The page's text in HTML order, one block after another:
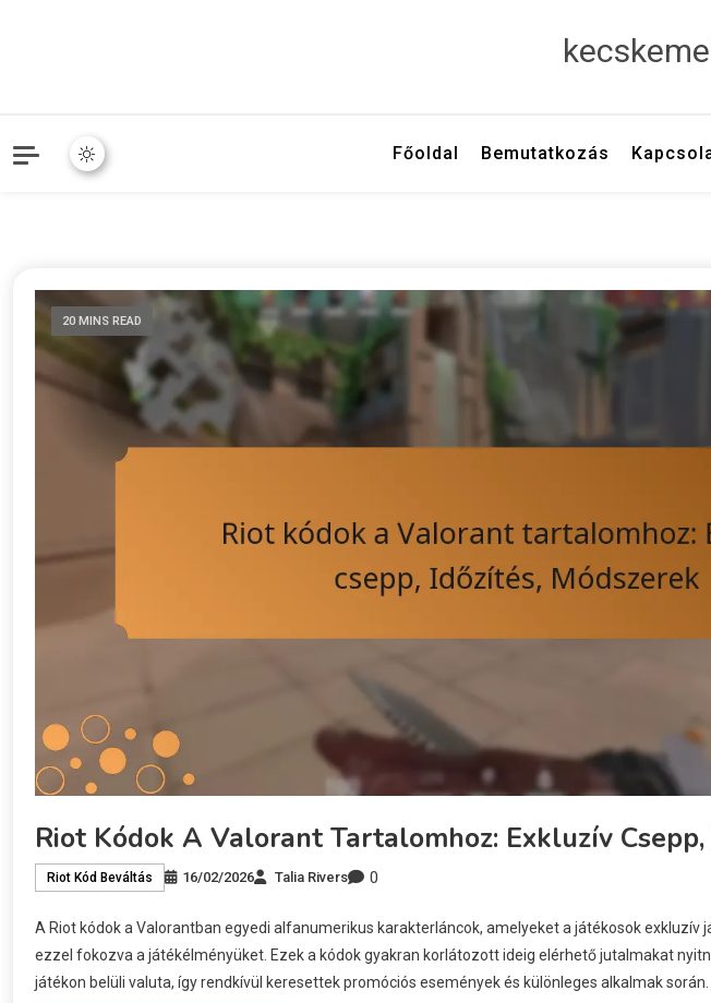
Főoldal Bemutatkozás
20 MINS READ
Riot Kódok A Valorant Tartalomhoz: Exkluzív
Riot Kód Beváltás 16/02/2026 Talia Rivers 0
A Riot kódok a Valorantban egyedi alfanumerikus karakterláncok, amelyeket a játékosok exkluzív
ezzel fokozva a játékélményüket. Ezek a kódok gyakran korlátozott ideig elérhető jutalmakat
játékon belüli valuta, így rendkívül keresettek promóciós események és különleges alkalmak során.